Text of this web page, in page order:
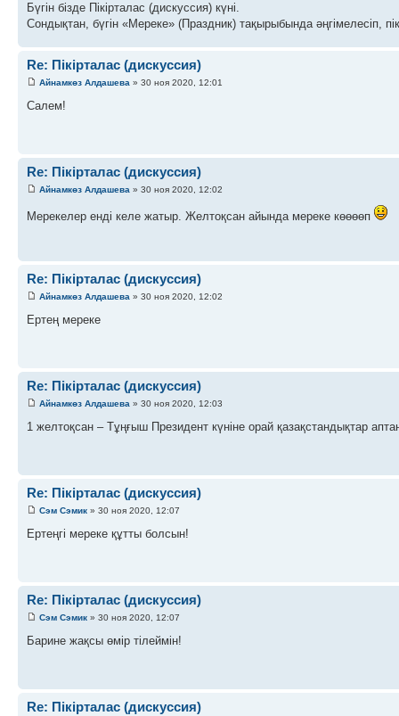
Бүгін бізде Пікірталас (дискуссия) күні.
Сондықтан, бүгін «Мереке» (Праздник) тақырыбында әңгімелесіп,
Re: Пікірталас (дискуссия)
Айнамкөз Алдашева » 30 ноя 2020, 12:01
Салем!
Re: Пікірталас (дискуссия)
Айнамкөз Алдашева » 30 ноя 2020, 12:02
Мерекелер енді келе жатыр. Желтоқсан айында мереке көөөөп
Re: Пікірталас (дискуссия)
Айнамкөз Алдашева » 30 ноя 2020, 12:02
Ертең мереке
Re: Пікірталас (дискуссия)
Айнамкөз Алдашева » 30 ноя 2020, 12:03
1 желтоқсан – Тұңғыш Президент күніне орай қазақстандықтар
Re: Пікірталас (дискуссия)
Сэм Сэмик » 30 ноя 2020, 12:07
Ертеңгі мереке құтты болсын!
Re: Пікірталас (дискуссия)
Сэм Сэмик » 30 ноя 2020, 12:07
Барине жақсы өмір тілеймін!
Re: Пікірталас (дискуссия)